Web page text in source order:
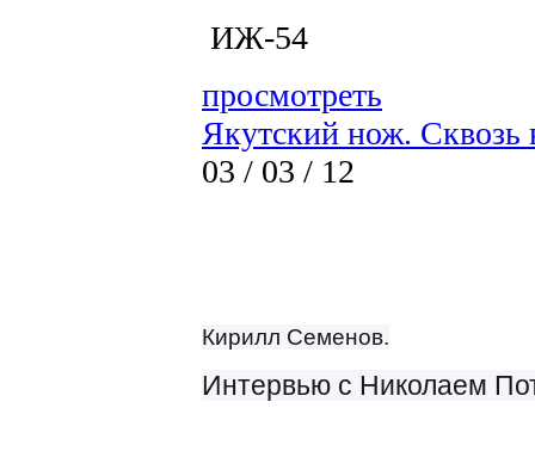
ИЖ-54
просмотреть
Якутский нож. Сквозь
03 / 03 / 12
Кирилл Семенов.
Интервью с Николаем